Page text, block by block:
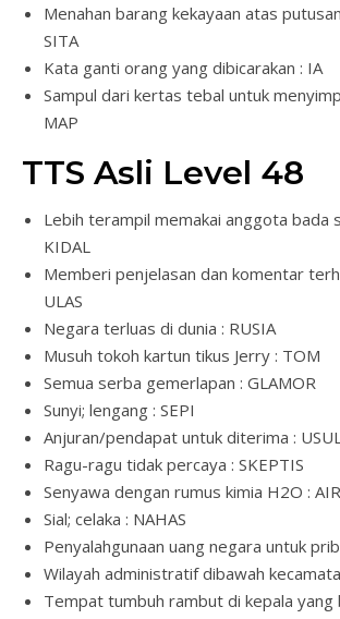
Menahan barang kekayaan atas
SITA
Kata ganti orang yang dibicarakan : IA
Sampul dari kertas tebal untuk
MAP
TTS Asli Level 48
Lebih terampil memakai anggota bada
KIDAL
Memberi penjelasan dan komentar
ULAS
Negara terluas di dunia : RUSIA
Musuh tokoh kartun tikus Jerry : TOM
Semua serba gemerlapan : GLAMOR
Sunyi; lengang : SEPI
Anjuran/pendapat untuk diterima : USUL
Ragu-ragu tidak percaya : SKEPTIS
Senyawa dengan rumus kimia H2O : AIR
Sial; celaka : NAHAS
Penyalahgunaan uang negara untuk
Wilayah administratif dibawah
Tempat tumbuh rambut di kepala yang